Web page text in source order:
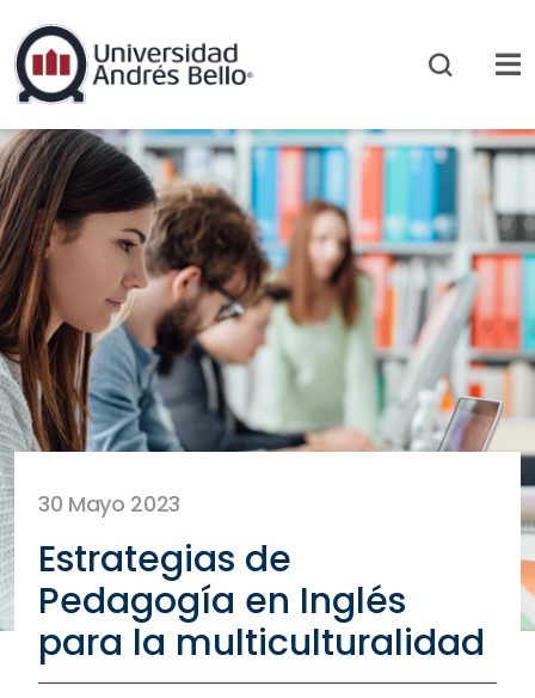
30 Mayo 2023
Estrategias de
Pedagogía en Inglés
para la multiculturalidad